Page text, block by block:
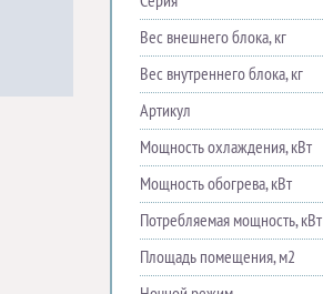
Вес внешнего блока, кг
Вес внутреннего блока, кг
Артикул
Мощность охлаждения, кВт
Мощность обогрева, кВт
Потребляемая мощность, кВт
Площадь помещения, м2